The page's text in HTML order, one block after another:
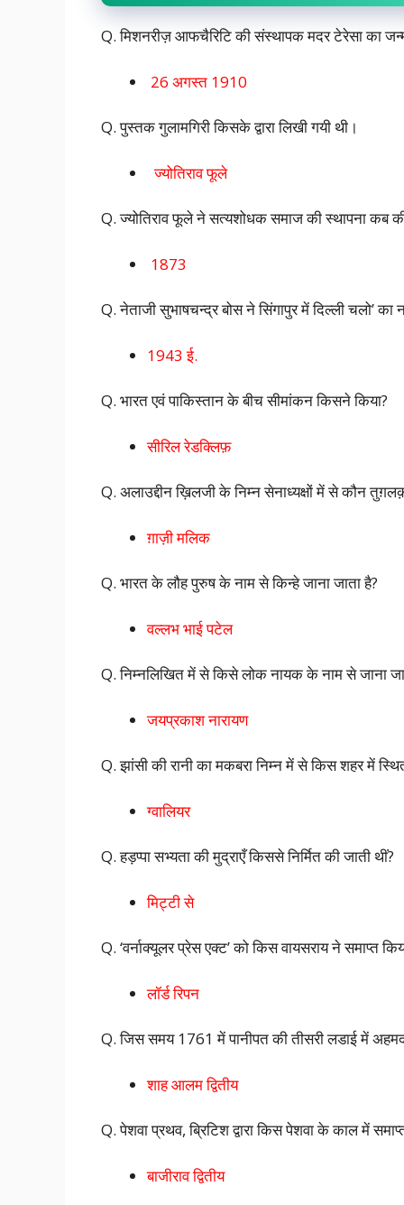
Q. मिशनरीज़ आफचैरिटि की संस्थापक मदर टेरेसा का
26 अगस्त 1910
Q. पुस्तक गुलामगिरी किसके द्वारा लिखी गयी थी।
ज्योतिराव फूले
Q. ज्योतिराव फूले ने सत्यशोधक समाज की स्थापना कब
1873
Q. नेताजी सुभाषचन्द्र बोस ने सिंगापुर में दिल्ली चलो’ का
1943 ई.
Q. भारत एवं पाकिस्तान के बीच सीमांकन किसने किया?
सीरिल रेडक्लिफ़
Q. अलाउद्दीन ख़िलजी के निम्न सेनाध्यक्षों में से कौन
ग़ाज़ी मलिक
Q. भारत के लौह पुरुष के नाम से किन्हे जाना जाता है?
वल्लभ भाई पटेल
Q. निम्नलिखित में से किसे लोक नायक के नाम से जाना
जयप्रकाश नारायण
Q. झांसी की रानी का मकबरा निम्न में से किस शहर में
ग्वालियर
Q. हड़प्पा सभ्यता की मुद्राएँ किससे निर्मित की जाती थीं?
मिट्टी से
Q. ‘वर्नाक्यूलर प्रेस एक्ट’ को किस वायसराय ने समाप्त
लॉर्ड रिपन
Q. जिस समय 1761 में पानीपत की तीसरी लडाई में
शाह आलम द्वितीय
Q. पेशवा प्रथव, ब्रिटिश द्वारा किस पेशवा के काल में
बाजीराव द्वितीय